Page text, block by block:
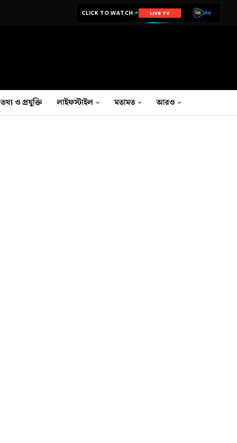
CLICK TO WATCH LIVE TV
তথ‍্য ও প্রযুক্তি লাইফস্টাইল মতামত আরও